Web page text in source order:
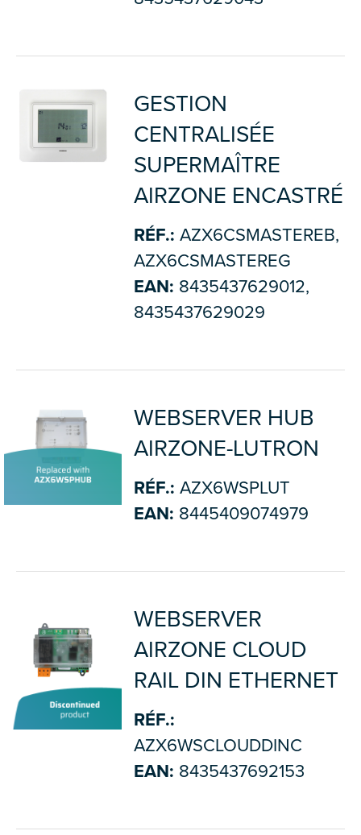
GESTION
CENTRALISÉE
SUPERMAÎTRE
AIRZONE ENCASTRÉ
RÉF.: AZX6CSMASTEREB,
AZX6CSMASTEREG
EAN: 8435437629012,
8435437629029
WEBSERVER HUB
AIRZONE-LUTRON
RÉF.: AZX6WSPLUT
EAN: 8445409074979
WEBSERVER
AIRZONE CLOUD
RAIL DIN ETHERNET
RÉF.:
AZX6WSCLOUDDINC
EAN: 8435437692153